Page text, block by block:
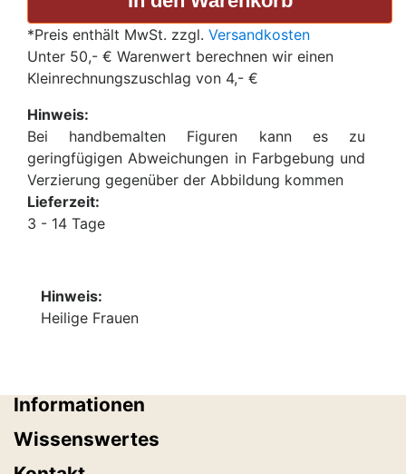
*Preis enthält MwSt. zzgl. Versandkosten
Unter 50,- € Warenwert berechnen wir einen
Kleinrechnungszuschlag von 4,- €
Hinweis:
Bei handbemalten Figuren kann es zu
geringfügigen Abweichungen in Farbgebung und
Verzierung gegenüber der Abbildung kommen
Lieferzeit:
3 - 14 Tage
Hinweis:
Heilige Frauen
Informationen
Wissenswertes